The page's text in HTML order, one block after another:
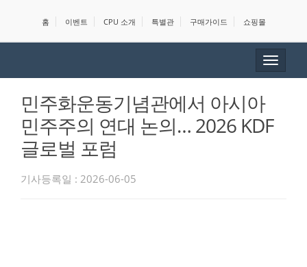
홈 이벤트 CPU 소개 특별관 구매가이드 쇼핑몰
Toggle
민주화운동기념관에서 아시아
민주주의 연대 논의… 2026 KDF
글로벌 포럼
기사등록일 : 2026-06-05